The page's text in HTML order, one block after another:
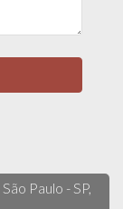
Paulo - SP,